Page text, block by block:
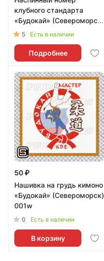
клубного стандарта
«Будокай» (Североморск)
001b - L
5 Есть в наличии
Подробнее
50 ₽
Нашивка на грудь кимоно
«Будокай» (Североморск)
001w
0 Есть в наличии
В корзину